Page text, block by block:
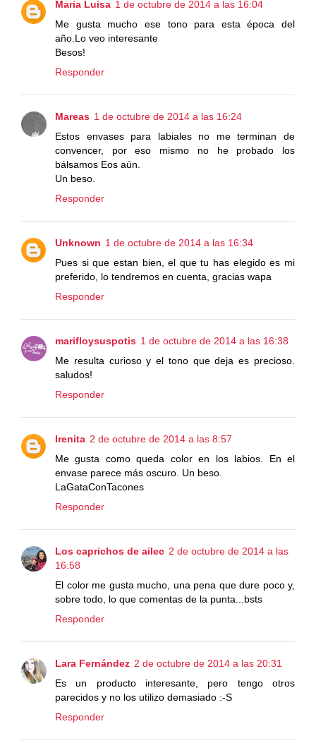
Maria Luisa 1 de octubre de 2014 a las 16:04
Me gusta mucho ese tono para esta época del
año.Lo veo interesante
Besos!
Responder
Mareas 1 de octubre de 2014 a las 16:24
Estos envases para labiales no me terminan de
convencer, por eso mismo no he probado los
bálsamos Eos aún.
Un beso.
Responder
Unknown 1 de octubre de 2014 a las 16:34
Pues si que estan bien, el que tu has elegido es mi
preferido, lo tendremos en cuenta, gracias wapa
Responder
marifloysuspotis 1 de octubre de 2014 a las 16:38
Me resulta curioso y el tono que deja es precioso.
saludos!
Responder
Irenita 2 de octubre de 2014 a las 8:57
Me gusta como queda color en los labios. En el
envase parece más oscuro. Un beso.
LaGataConTacones
Responder
Los caprichos de ailec 2 de octubre de 2014 a las
16:58
El color me gusta mucho, una pena que dure poco y,
sobre todo, lo que comentas de la punta...bsts
Responder
Lara Fernández 2 de octubre de 2014 a las 20:31
Es un producto interesante, pero tengo otros
parecidos y no los utilizo demasiado :-S
Responder